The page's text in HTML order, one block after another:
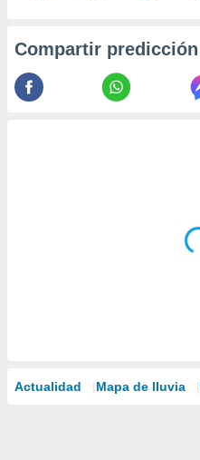
Compartir predicción
Actualidad Mapa de lluvia